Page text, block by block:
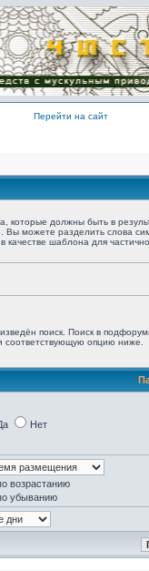
Перейти на сайт
которые должны быть в
Вы можете разделить слова
в качестве шаблона для
поиск. Поиск в
соответствующую опцию ниже.
Нет
возрастанию
убыванию